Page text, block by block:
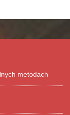
metodach